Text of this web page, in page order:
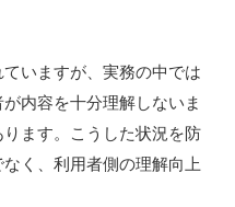
いますが、実務の中では
内容を十分理解しないま
ます。こうした状況を防
く、利用者側の理解向上